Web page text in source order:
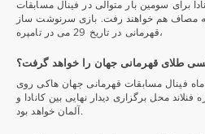
برای سومین بار متوالی در فینال مسابقات
مصاف هم خواهند رفت. بازی سرنوشت ساز
قهرمانی در تاریخ 29 می در تامپره،
کسی طلای قهرمانی جهان را خواهد گرفت؟
اردیبهشت ماه فینال مسابقات قهرمانی جهان هاکی روی
محل برگزاری دیدار نهایی بین کانادا و
آلمان خواهد بود.